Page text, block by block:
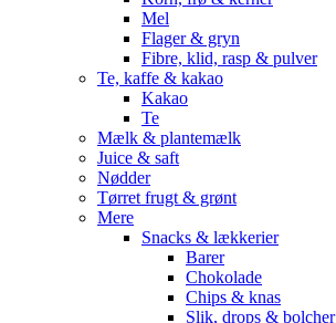
Mel
Flager & gryn
Fibre, klid, rasp & pulver
Te, kaffe & kakao
Kakao
Te
Mælk & plantemælk
Juice & saft
Nødder
Tørret frugt & grønt
Mere
Snacks & lækkerier
Barer
Chokolade
Chips & knas
Slik, drops & bolcher